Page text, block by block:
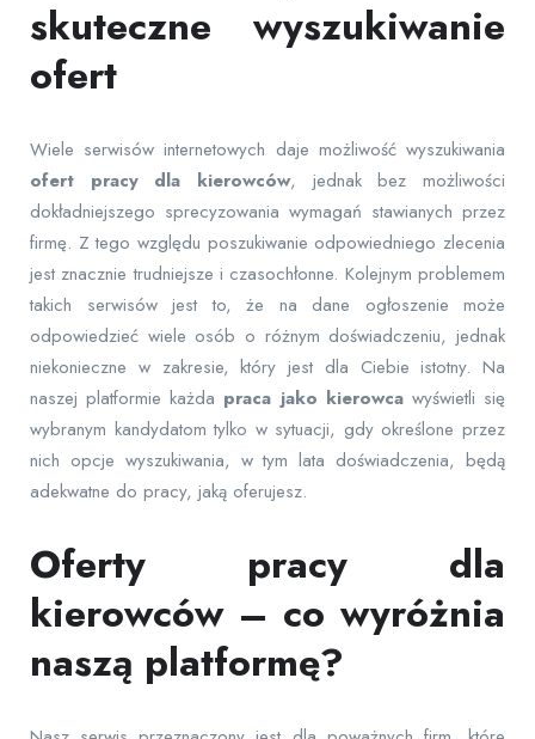
skuteczne wyszukiwanie
ofert
Wiele serwisów internetowych daje możliwość wyszukiwania
ofert pracy dla kierowców, jednak bez możliwości
dokładniejszego sprecyzowania wymagań stawianych przez
firmę. Z tego względu poszukiwanie odpowiedniego zlecenia
jest znacznie trudniejsze i czasochłonne. Kolejnym problemem
takich serwisów jest to, że na dane ogłoszenie może
odpowiedzieć wiele osób o różnym doświadczeniu, jednak
niekonieczne w zakresie, który jest dla Ciebie istotny. Na
naszej platformie każda praca jako kierowca wyświetli się
wybranym kandydatom tylko w sytuacji, gdy określone przez
nich opcje wyszukiwania, w tym lata doświadczenia, będą
adekwatne do pracy, jaką oferujesz.
Oferty pracy dla
kierowców – co wyróżnia
naszą platformę?